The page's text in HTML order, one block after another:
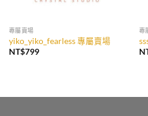
專屬賣場
yiko_yiko_fearless 專屬賣場
NT$799
專